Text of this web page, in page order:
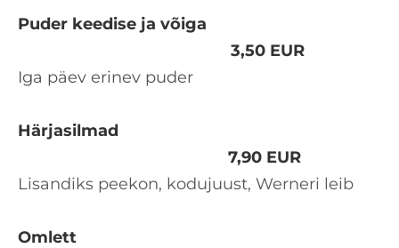
Puder keedise ja võiga
3,50 EUR
Iga päev erinev puder
Härjasilmad
7,90 EUR
Lisandiks peekon, kodujuust, Werneri leib
Omlett